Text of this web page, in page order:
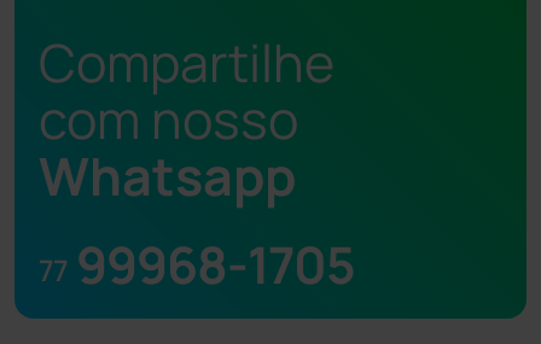
Compartilhe
com nosso
Whatsapp
77 99968-1705